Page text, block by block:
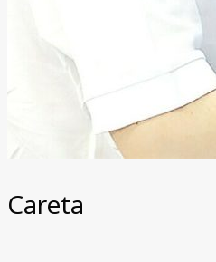
Careta